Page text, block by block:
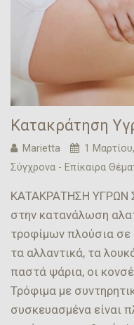
Κατακράτηση
Marietta 1
Σύγχρονα - Επίκαιρα
ΚΑΤΑΚΡΑΤΗΣΗ ΥΓΡΩΝ
στην κατανάλωση
τροφίμων πλούσια σε
τα αλλαντικά, τα
παστά ψάρια, οι
Τρόφιμα με
συσκευασμένα είναι